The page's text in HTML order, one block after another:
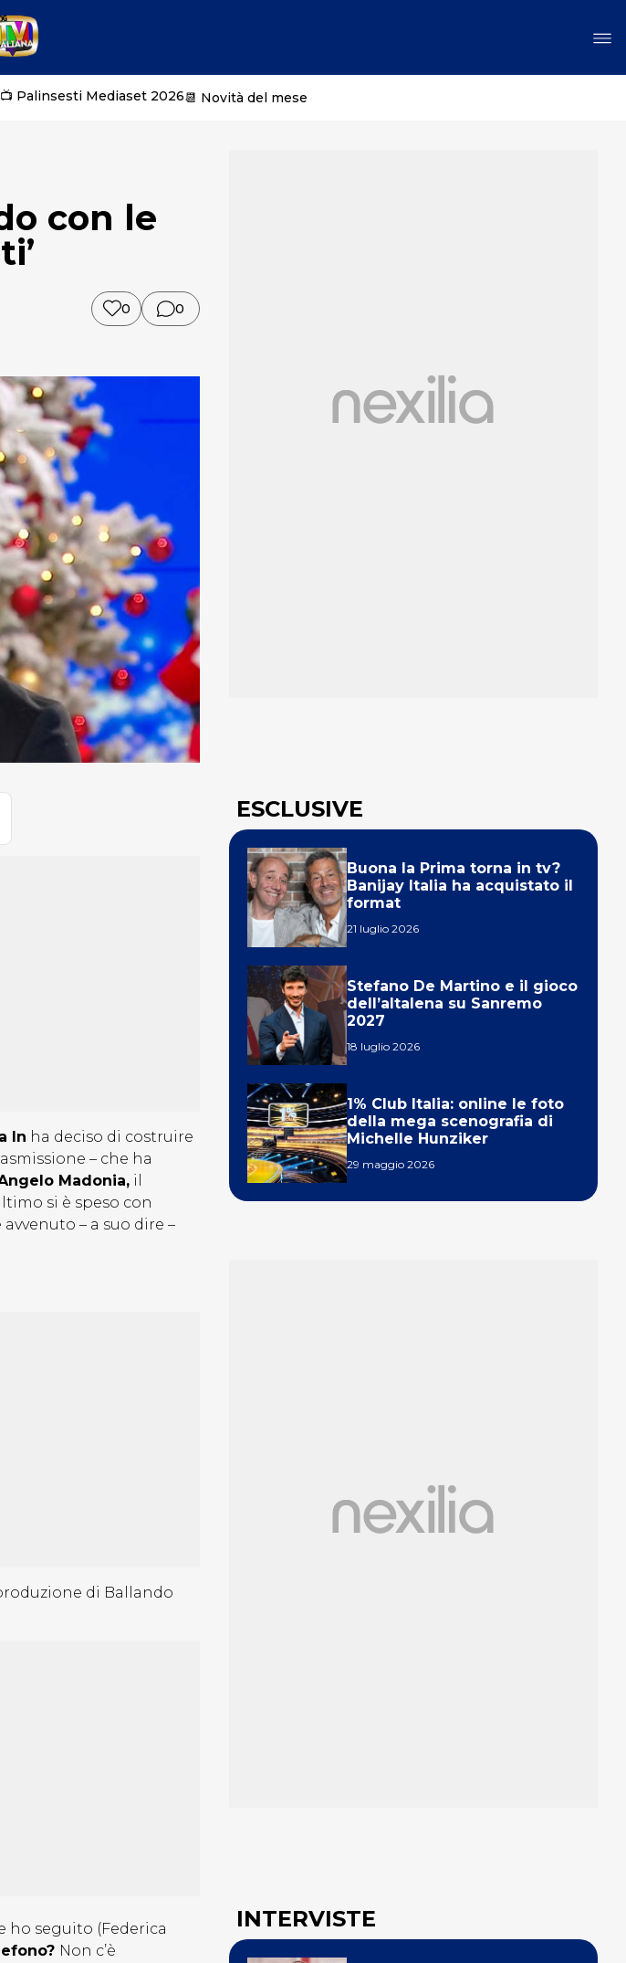
📺 Palinsesti Mediaset 2026📆 Novità del mese
con le
0 0
In ha deciso di costruire
– che ha
Madonia, il
si è speso con
– a suo dire –
di Ballando
ho seguito (Federica
Non c’è
ESCLUSIVE
Buona la Prima torna in tv?
Banijay Italia ha acquistato il
format
21 luglio 2026
Stefano De Martino e il gioco
dell’altalena su Sanremo
2027
18 luglio 2026
1% Club Italia: online le foto
della mega scenografia di
Michelle Hunziker
29 maggio 2026
INTERVISTE